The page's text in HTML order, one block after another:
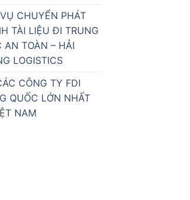
CHUYỂN PHÁT
TÀI LIỆU ĐI TRUNG
AN TOÀN – HẢI
LOGISTICS
CÔNG TY FDI
QUỐC LỚN NHẤT
NAM